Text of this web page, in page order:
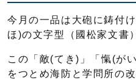
今月の一品は大砲に鋳付
ほ)の文字型（國松家文書
この「敵(てき)」「愾(が
をつとめ海防と学問所の